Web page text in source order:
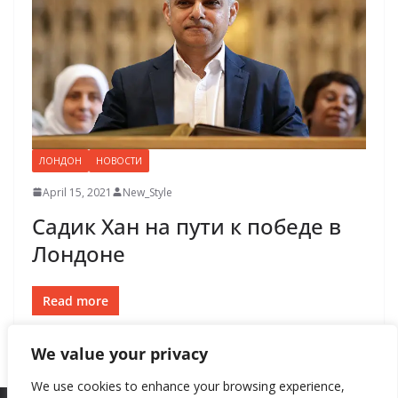
We value your privacy
We use cookies to enhance your browsing experience,
ЛОНДОН НОВОСТИ
April 15, 2021 New_Style
Садик Хан на пути к победе в
Лондоне
Read more